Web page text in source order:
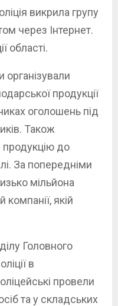
викрила групу
через Інтернет.
області.
організували
продукції
оголошень під
Також
продукцію до
За попередніми
мільйона
компанії, якій
Головного
в
провели
та у складських